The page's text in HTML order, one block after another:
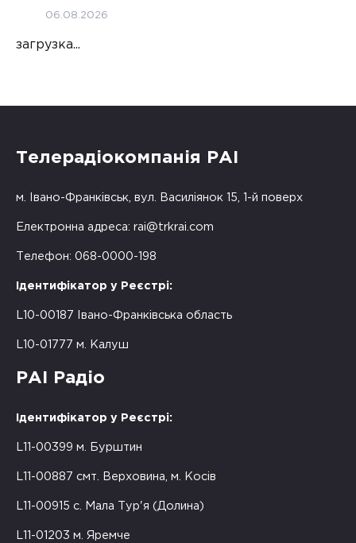
06.08.2026
загрузка...
Телерадіокомпанія РАІ
м. Івано-Франківськ, вул. Василіянок 15, 1-й поверх
Електронна адреса: rai@trkrai.com
Телефон: 068-0000-198
Ідентифікатор у Реєстрі:
L10-00187 Івано-Франківська область
L10-01777 м. Калуш
РАІ Радіо
Ідентифікатор у Реєстрі:
L11-00399 м. Бурштин
L11-00887 смт. Верховина, м. Косів
L11-00915 с. Мала Тур'я (Долина)
L11-01203 м. Яремче